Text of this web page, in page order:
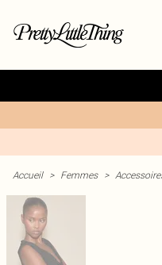
Accueil > Femmes >